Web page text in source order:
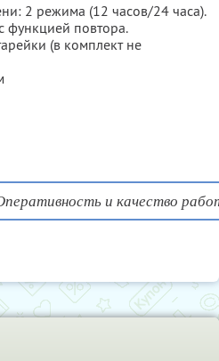
2 режима (12 часов/24 часа).
функцией повтора.
(в комплект не
и качество